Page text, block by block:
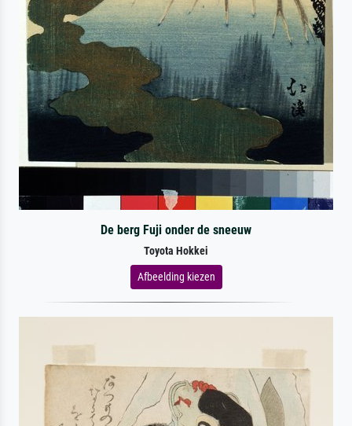
De berg Fuji onder de sneeuw
Toyota Hokkei
Afbeelding kiezen